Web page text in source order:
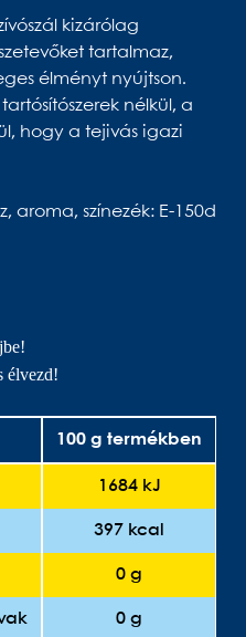
kizárólag
tartalmaz,
élményt nyújtson.
nélkül, a
hogy a tejivás igazi
aroma, színezék: E-150d
élvezd!
100 g termékben
1684 kJ
397 kcal
0 g
0 g